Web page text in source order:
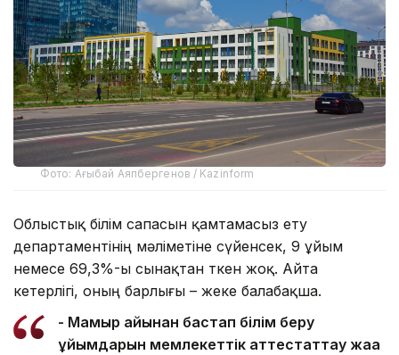
Фото: Ағыбай Аяпбергенов / Kazinform
Облыстық білім сапасын қамтамасыз ету
департаментінің мәліметіне сүйенсек, 9 ұйым
немесе 69,3%-ы сынақтан өткен жоқ. Айта
кетерлігі, оның барлығы – жеке балабақша.
- Мамыр айынан бастап білім беру
ұйымдарын мемлекеттік аттестаттау жаңа